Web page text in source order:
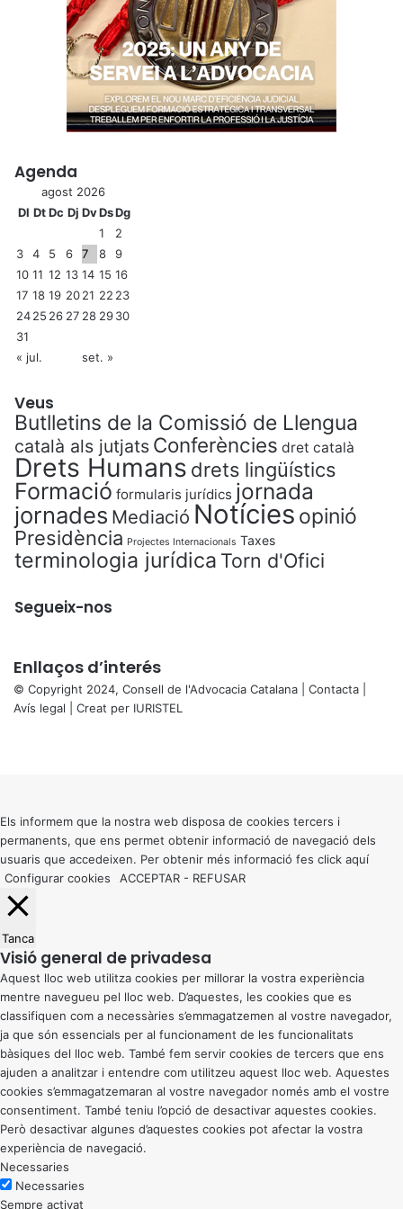
Agenda
agost 2026
Dl DtDc Dj DvDsDg
1
2
3
4 5 6 7 8
9
10 11 12 13 14 15 16
17 18 19 2021 22 23
2425 26 27 28 2930
31
« jul.
set. »
Veus
Butlletins de la Comissió de Llengua
català als jutjats Conferències dret català
Drets Humans drets lingüístics
Formació formularis jurídics jornada
jornades Mediació Notícies opinió
Presidència Projectes Internacionals Taxes
terminologia jurídica Torn d'Ofici
Segueix-nos
Enllaços d’interés
© Copyright 2024, Consell de l'Advocacia Catalana | Contacta
Avís legal | Creat per IURISTEL
button
Els informem que la nostra web disposa de cookies tercers i
permanents, que ens permet obtenir informació de navegació dels
usuaris que accedeixen. Per obtenir més informació fes click aquí
Configurar cookies
ACCEPTAR - REFUSAR
Tanca
Visió general de privadesa
Aquest lloc web utilitza cookies per millorar la vostra experiència
mentre navegueu pel lloc web. D’aquestes, les cookies que es
classifiquen com a necessàries s’emmagatzemen al vostre navegador,
ja que són essencials per al funcionament de les funcionalitats
bàsiques del lloc web. També fem servir cookies de tercers que ens
ajuden a analitzar i entendre com utilitzeu aquest lloc web. Aquestes
cookies s’emmagatzemaran al vostre navegador només amb el vostre
consentiment. També teniu l’opció de desactivar aquestes cookies.
Però desactivar algunes d’aquestes cookies pot afectar la vostra
experiència de navegació.
Necessaries
Necessaries
Sempre activat